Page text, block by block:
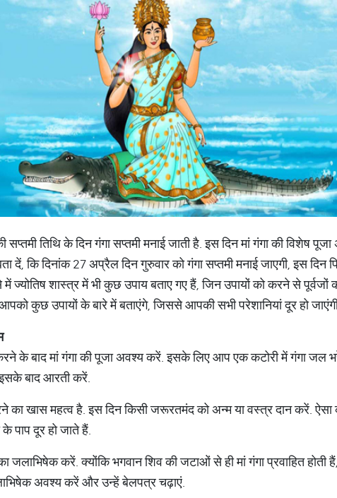
तिथि के दिन गंगा सप्तमी मनाई जाती है. इस दिन मां गंगा की विशेष
दें, कि दिनांक 27 अप्रैल दिन गुरुवार को गंगा सप्तमी मनाई जाएगी, इस
में ज्योतिष शास्त्र में भी कुछ उपाय बताए गए हैं, जिन उपायों को करने से
कुछ उपायों के बारे में बताएंगे, जिससे आपकी सभी परेशानियां दूर हो
के बाद मां गंगा की पूजा अवश्य करें. इसके लिए आप एक कटोरी में गंगा जल
बाद आरती करें.
का खास महत्व है. इस दिन किसी जरूरतमंद को अन्म या वस्त्र दान करें. ऐसा
पाप दूर हो जाते हैं.
जलाभिषेक करें. क्योंकि भगवान शिव की जटाओं से ही मां गंगा प्रवाहित होती
अवश्य करें और उन्हें बेलपत्र चढ़ाएं.